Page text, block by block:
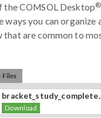
the COMSOL Desktop®
ways you can organize
that are common to
Files
Download